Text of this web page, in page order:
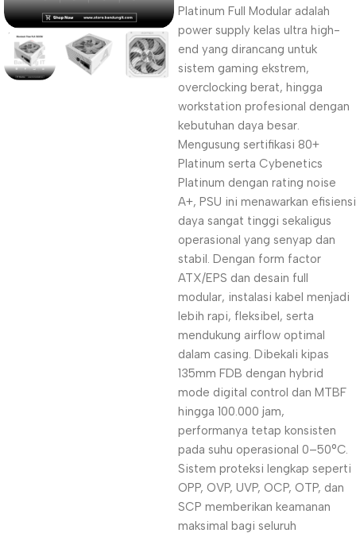
Platinum Full Modular adalah
power supply kelas ultra high-
end yang dirancang untuk
sistem gaming ekstrem,
overclocking berat, hingga
workstation profesional dengan
kebutuhan daya besar.
Mengusung sertifikasi 80+
Platinum serta Cybenetics
Platinum dengan rating noise
A+, PSU ini menawarkan efisiensi
daya sangat tinggi sekaligus
operasional yang senyap dan
stabil. Dengan form factor
ATX/EPS dan desain full
modular, instalasi kabel menjadi
lebih rapi, fleksibel, serta
mendukung airflow optimal
dalam casing. Dibekali kipas
135mm FDB dengan hybrid
mode digital control dan MTBF
hingga 100.000 jam,
performanya tetap konsisten
pada suhu operasional 0–50°C.
Sistem proteksi lengkap seperti
OPP, OVP, UVP, OCP, OTP, dan
SCP memberikan keamanan
maksimal bagi seluruh